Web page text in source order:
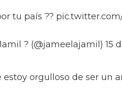
tu país ??
? (@jameelajamil) 15
estoy orgulloso de ser un